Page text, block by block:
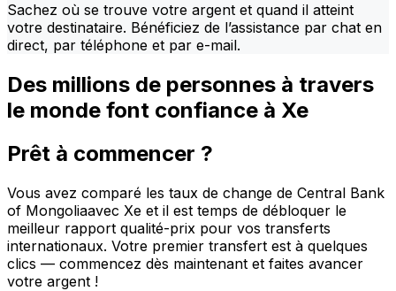
Sachez où se trouve votre argent et quand il atteint
votre destinataire. Bénéficiez de l’assistance par chat en
direct, par téléphone et par e-mail.
Des millions de personnes à travers
le monde font confiance à Xe
Prêt à commencer ?
Vous avez comparé les taux de change de Central Bank
of Mongoliaavec Xe et il est temps de débloquer le
meilleur rapport qualité-prix pour vos transferts
internationaux. Votre premier transfert est à quelques
clics — commencez dès maintenant et faites avancer
votre argent !